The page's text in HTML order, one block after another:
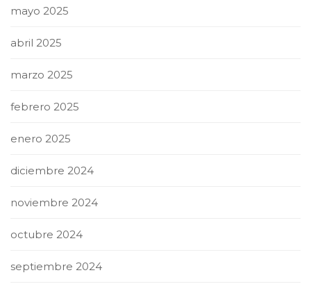
mayo 2025
abril 2025
marzo 2025
febrero 2025
enero 2025
diciembre 2024
noviembre 2024
octubre 2024
septiembre 2024